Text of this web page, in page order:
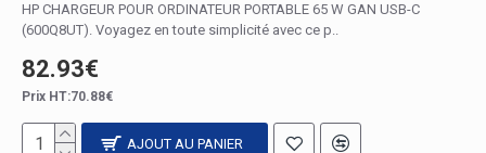
HP CHARGEUR POUR ORDINATEUR PORTABLE 65 W GAN USB-C
(600Q8UT). Voyagez en toute simplicité avec ce p..
82.93€
Prix HT:70.88€
AJOUT AU PANIER